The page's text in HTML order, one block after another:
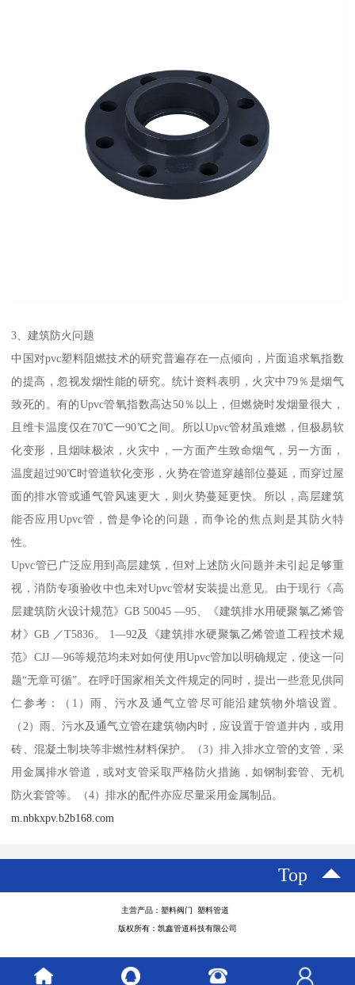
3、建筑防火问题
中国对pvc塑料阻燃技术的研究普遍存在一点倾向，片面追求氧指数
的提高，忽视发烟性能的研究。统计资料表明，火灾中79％是烟气
致死的。有的Upvc管氧指数高达50％以上，但燃烧时发烟量很大，
且维卡温度仅在70℃一90℃之间。所以Upvc管材虽难燃，但极易软
化变形，且烟味极浓，火灾中，一方面产生致命烟气，另一方面，
温度超过90℃时管道软化变形，火势在管道穿越部位蔓延，而穿过屋
面的排水管或通气管风速更大，则火势蔓延更快。所以，高层建筑
能否应用Upvc管，曾是争论的问题，而争论的焦点则是其防火特
性。
Upvc管已广泛应用到高层建筑，但对上述防火问题并未引起足够重
视，消防专项验收中也未对Upvc管材安装提出意见。由于现行《高
层建筑防火设计规范》GB 50045 —95、《建筑排水用硬聚氯乙烯管
材》GB ／T5836。 1—92及《建筑排水硬聚氯乙烯管道工程技术规
范》CJJ —96等规范均未对如何使用Upvc管加以明确规定，使这一问
题“无章可循”。在呼吁国家相关文件规定的同时，提出一些意见供同
仁参考：（1）雨、污水及通气立管尽可能沿建筑物外墙设置。
（2）雨、污水及通气立管在建筑物内时，应设置于管道井内，或用
砖、混凝土制块等非燃性材料保护。（3）排入排水立管的支管，采
用金属排水管道，或对支管采取严格防火措施，如钢制套管、无机
防火套管等。（4）排水的配件亦应尽量采用金属制品。
m.nbkxpv.b2b168.com
Top
主营产品：塑料阀门 塑料管道
版权所有：凯鑫管道科技有限公司